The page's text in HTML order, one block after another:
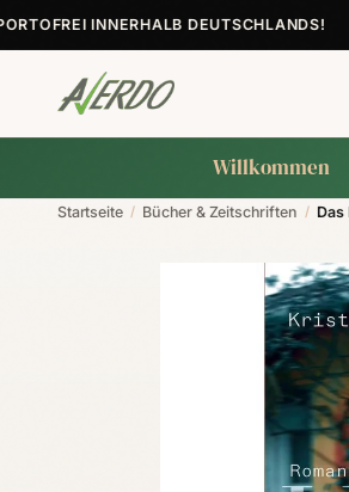
INNERHALB DEUTSCHLANDS!
Willkommen
Startseite / Bücher & Zeitschriften / Das